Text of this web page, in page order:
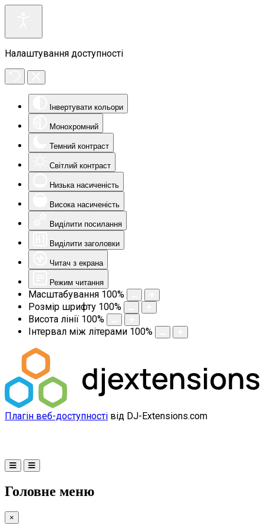
Налаштування доступності
Інвертувати кольори
Монохромний
Темний контраст
Світлий контраст
Низька насиченість
Висока насиченість
Виділити посилання
Виділити заголовки
Читач з екрана
Режим читання
Масштабування 100%
Розмір шрифту 100%
Висота лінії 100%
Інтервал між літерами 100%
Плагін веб-доступності від DJ-Extensions.com
Головне меню
×